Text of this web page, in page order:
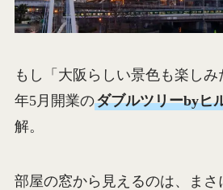
もし「大阪らしい景色も楽しみ
年5月開業のダブルツリーbyヒ
解。
部屋の窓から見えるのは、まさ